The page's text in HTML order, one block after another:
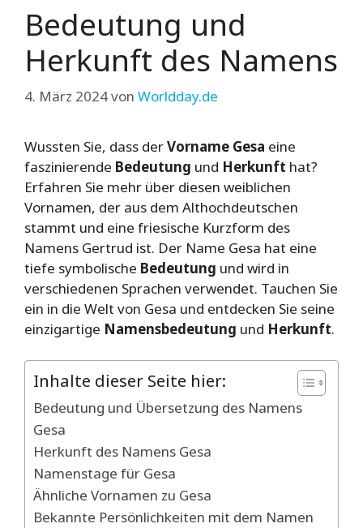
Bedeutung und
Herkunft des Namens
4. März 2024von Worldday.de
Wussten Sie, dass derVorname Gesa eine
faszinierende Bedeutung und Herkunft hat?
Erfahren Sie mehr über diesen weiblichen
Vornamen, der aus dem Althochdeutschen
stammt und eine friesische Kurzform des
Namens Gertrud ist. Der Name Gesa hat eine
tiefe symbolische Bedeutung und wird in
verschiedenen Sprachen verwendet. Tauchen Sie
ein in die Welt von Gesa und entdecken Sie seine
einzigartige Namensbedeutung und Herkunft.
Inhalte dieser Seite hier:
Bedeutung und Übersetzung des Namens
Gesa
Herkunft des Namens Gesa
Namenstage für Gesa
Ähnliche Vornamen zu Gesa
Bekannte Persönlichkeiten mit dem Namen